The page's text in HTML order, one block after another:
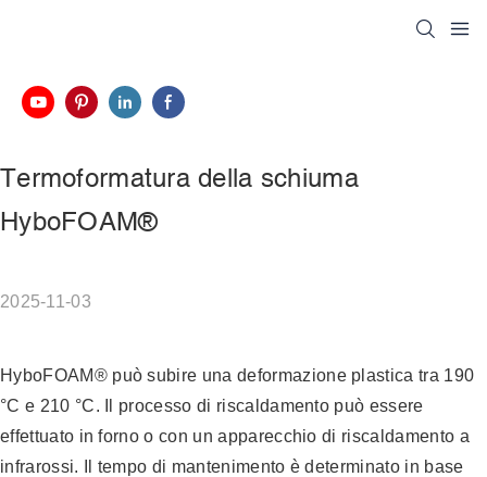
Termoformatura della schiuma
HyboFOAM®
2025-11-03
HyboFOAM® può subire una deformazione plastica tra 190
°C e 210 °C. Il processo di riscaldamento può essere
effettuato in forno o con un apparecchio di riscaldamento a
infrarossi. Il tempo di mantenimento è determinato in base